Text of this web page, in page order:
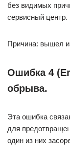
без видимых
сервисный центр.
Причина: вышел
Ошибка 4
обрыва.
Эта ошибка
для
один из них